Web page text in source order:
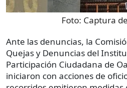
Foto: Captura
Ante las denuncias, la
Quejas y Denuncias del
Participación Ciudadana de
iniciaron con acciones de